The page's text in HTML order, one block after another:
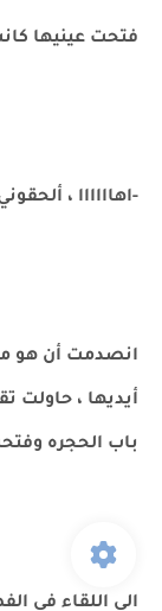
فتحت عينيها
-اهاااااا ،
انصدمت أن هو
أيديها ، حاولت
باب الحجره
الي اللقاء في